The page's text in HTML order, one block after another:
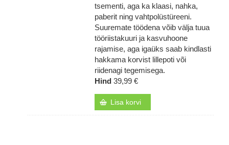
tsementi, aga ka klaasi, nahka,
paberit ning vahtpolüstüreeni.
Suuremate töödena võib välja tuua
tööriistakuuri ja kasvuhoone
rajamise, aga igaüks saab kindlasti
hakkama korvist lillepoti või
riidenagi tegemisega.
Hind 39,99 €
Lisa korvi